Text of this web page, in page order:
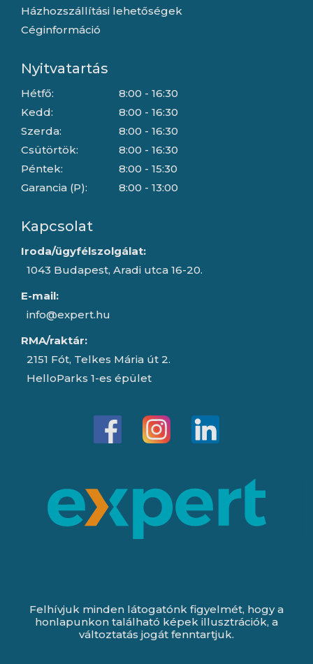
Házhozszállítási lehetőségek
Céginformáció
Nyitvatartás
Hétfő:
Kedd:
Szerda:
Csütörtök:
Péntek:
Garancia (P):
8:00 - 16:30
8:00 - 16:30
8:00 - 16:30
8:00 - 16:30
8:00 - 15:30
8:00 - 13:00
Kapcsolat
Iroda/ügyfélszolgálat:
1043 Budapest, Aradi utca 16-20.
E-mail:
info@expert.hu
RMA/raktár:
2151 Fót, Telkes Mária út 2.
HelloParks 1-es épület
Felhívjuk minden látogatónk figyelmét, hogy a
honlapunkon található képek illusztrációk, a
változtatás jogát fenntartjuk.